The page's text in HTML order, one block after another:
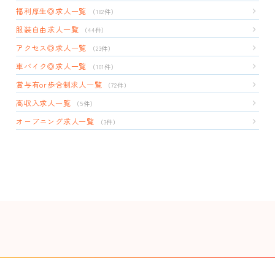
福利厚生◎求人一覧 （182件）
服装自由求人一覧 （44件）
アクセス◎求人一覧 （23件）
車バイク◎求人一覧 （101件）
賞与有or歩合制求人一覧 （72件）
高収入求人一覧 （5件）
オープニング求人一覧 （3件）